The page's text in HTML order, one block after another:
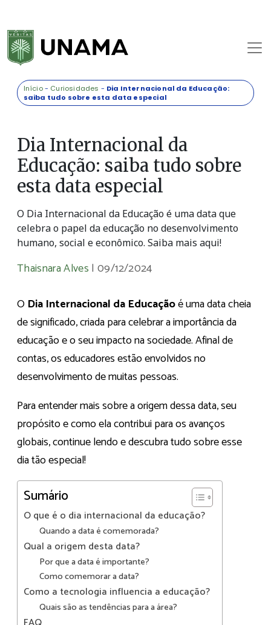
Início- Curiosidades - Dia Internacional da Educação:
saiba tudo sobre esta data especial
Dia Internacional da
Educação: saiba tudo sobre
esta data especial
O Dia Internacional da Educação é uma data que
celebra o papel da educação no desenvolvimento
humano, social e econômico. Saiba mais aqui!
Thaisnara Alves |09/12/2024
O Dia Internacional da Educaçãoé uma data cheia
de significado, criada para celebrar a importância da
educação e o seu impacto na sociedade. Afinal de
contas, os educadores estão envolvidos no
desenvolvimento de muitas pessoas.
Para entender mais sobre a origem dessa data, seu
propósito e como ela contribui para os avanços
globais, continue lendo e descubra tudo sobre esse
dia tão especial!
Sumário
O que é o dia internacional da educação?
Quando a data é comemorada?
Qual a origem desta data?
Por que a data é importante?
Como comemorar a data?
Como a tecnologia influencia a educação?
Quais são as tendências para a área?